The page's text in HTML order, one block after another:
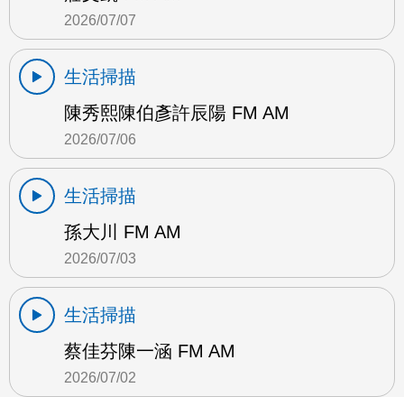
2026/07/07
生活掃描
陳秀熙陳伯彥許辰陽 FM AM
2026/07/06
生活掃描
孫大川 FM AM
2026/07/03
生活掃描
蔡佳芬陳一涵 FM AM
2026/07/02